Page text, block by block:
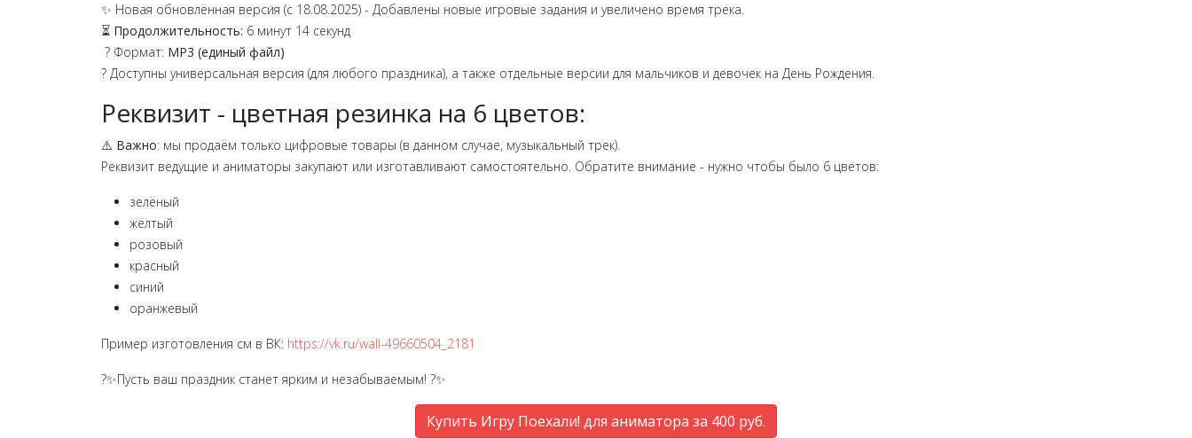
✨ Новая обновлённая версия (с 18.08.2025) - Добавлены новые игровые задания и увеличено время трека.
⏳ Продолжительность: 6 минут 14 секунд
? Формат: MP3 (единый файл)
? Доступны универсальная версия (для любого праздника), а также отдельные версии для мальчиков и девочек на День Рождения.
Реквизит - цветная резинка на 6 цветов:
⚠️ Важно: мы продаём только цифровые товары (в данном случае, музыкальный трек).
Реквизит ведущие и аниматоры закупают или изготавливают самостоятельно. Обратите внимание - нужно чтобы было 6 цветов:
зелёный
жёлтый
розовый
красный
синий
оранжевый
Пример изготовления см в ВК: https://vk.ru/wall-49660504_2181
?✨Пусть ваш праздник станет ярким и незабываемым! ?✨
Купить Игру Поехали! для аниматора за 400 руб.